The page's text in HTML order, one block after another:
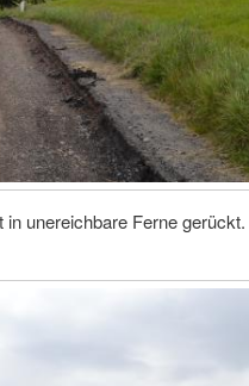
unereichbare Ferne gerückt.